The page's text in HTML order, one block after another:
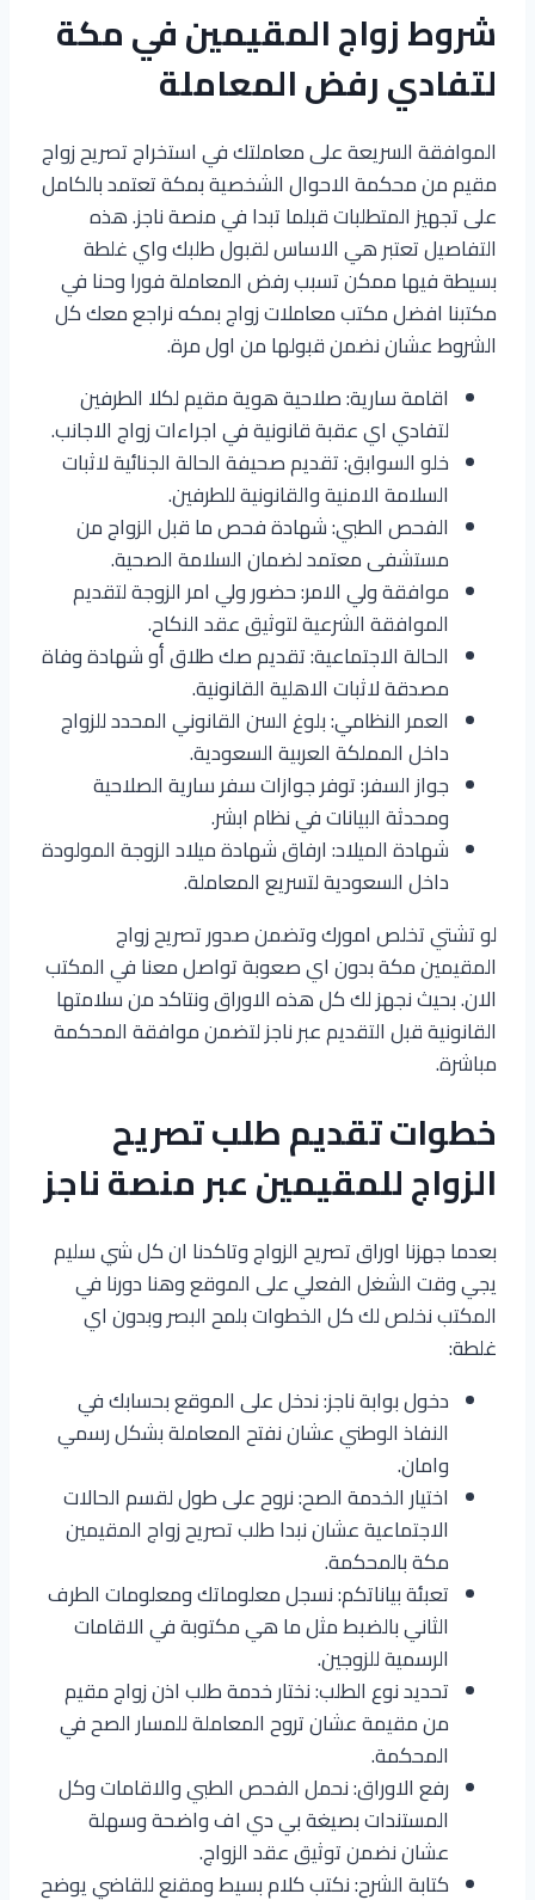
شروط زواج المقيمين في مكة
لتفادي رفض المعاملة
الموافقة السريعة على معاملتك في استخراج تصريح زواج
مقيم من محكمة الاحوال الشخصية بمكة تعتمد بالكامل
على تجهيز المتطلبات قبلما تبدا في منصة ناجز. هذه
التفاصيل تعتبر هي الاساس لقبول طلبك واي غلطة
بسيطة فيها ممكن تسبب رفض المعاملة فورا وحنا في
مكتبنا افضل مكتب معاملات زواج بمكه نراجع معك كل
الشروط عشان نضمن قبولها من اول مرة.
اقامة سارية: صلاحية هوية مقيم لكلا الطرفين
لتفادي اي عقبة قانونية في اجراءات زواج الاجانب.
خلو السوابق: تقديم صحيفة الحالة الجنائية لاثبات
السلامة الامنية والقانونية للطرفين.
الفحص الطبي: شهادة فحص ما قبل الزواج من
مستشفى معتمد لضمان السلامة الصحية.
موافقة ولي الامر: حضور ولي امر الزوجة لتقديم
الموافقة الشرعية لتوثيق عقد النكاح.
الحالة الاجتماعية: تقديم صك طلاق أو شهادة وفاة
مصدقة لاثبات الاهلية القانونية.
العمر النظامي: بلوغ السن القانوني المحدد للزواج
داخل المملكة العربية السعودية.
جواز السفر: توفر جوازات سفر سارية الصلاحية
ومحدثة البيانات في نظام ابشر.
شهادة الميلاد: ارفاق شهادة ميلاد الزوجة المولودة
داخل السعودية لتسريع المعاملة.
لو تشتي تخلص امورك وتضمن صدور تصريح زواج
المقيمين مكة بدون اي صعوبة تواصل معنا في المكتب
الان. بحيث نجهز لك كل هذه الاوراق ونتاكد من سلامتها
القانونية قبل التقديم عبر ناجز لتضمن موافقة المحكمة
مباشرة.
خطوات تقديم طلب تصريح
الزواج للمقيمين عبر منصة ناجز
بعدما جهزنا اوراق تصريح الزواج وتاكدنا ان كل شي سليم
يجي وقت الشغل الفعلي على الموقع وهنا دورنا في
المكتب نخلص لك كل الخطوات بلمح البصر وبدون اي
غلطة:
دخول بوابة ناجز: ندخل على الموقع بحسابك في
النفاذ الوطني عشان نفتح المعاملة بشكل رسمي
وامان.
اختيار الخدمة الصح: نروح على طول لقسم الحالات
الاجتماعية عشان نبدا طلب تصريح زواج المقيمين
مكة بالمحكمة.
تعبئة بياناتكم: نسجل معلوماتك ومعلومات الطرف
الثاني بالضبط مثل ما هي مكتوبة في الاقامات
الرسمية للزوجين.
تحديد نوع الطلب: نختار خدمة طلب اذن زواج مقيم
من مقيمة عشان تروح المعاملة للمسار الصح في
المحكمة.
رفع الاوراق: نحمل الفحص الطبي والاقامات وكل
المستندات بصيغة بي دي اف واضحة وسهلة
عشان نضمن توثيق عقد الزواج.
كتابة الشرح: نكتب كلام بسيط ومقنع للقاضي يوضح